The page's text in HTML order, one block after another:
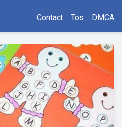
Contact Tos DMCA